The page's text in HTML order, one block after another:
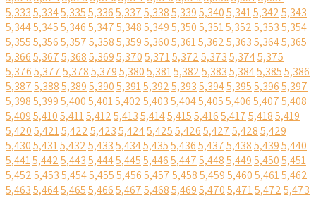
5,3335,3345,3355,3365,3375,3385,3395,3405,3415,3425,343
5,3445,3455,3465,3475,3485,3495,3505,3515,3525,3535,354
5,3555,3565,3575,3585,3595,3605,3615,3625,3635,3645,365
5,3665,3675,3685,3695,3705,3715,3725,3735,3745,375
5,3765,3775,3785,3795,3805,3815,3825,3835,3845,3855,386
5,3875,3885,3895,3905,3915,3925,3935,3945,3955,3965,397
5,3985,3995,4005,4015,4025,4035,4045,4055,4065,4075,408
5,4095,4105,4115,4125,4135,4145,4155,4165,4175,4185,419
5,4205,4215,4225,4235,4245,4255,4265,4275,4285,429
5,4305,4315,4325,4335,4345,4355,4365,4375,4385,4395,440
5,4415,4425,4435,4445,4455,4465,4475,4485,4495,4505,451
5,4525,4535,4545,4555,4565,4575,4585,4595,4605,4615,462
5,4635,4645,4655,4665,4675,4685,4695,4705,4715,4725,473